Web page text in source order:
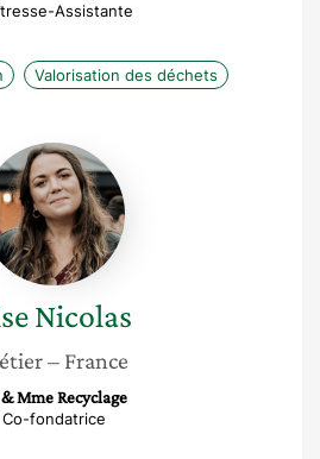
Assistante
Valorisation des déchets
Lise
Nicolas
Nicolas
– France
Mme Recyclage
Co-fondatrice